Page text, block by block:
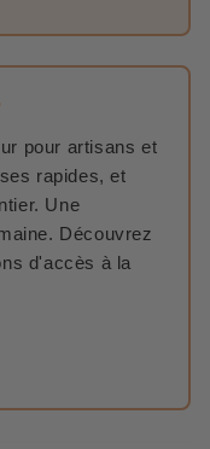
pour artisans et
rapides, et
Une
Découvrez
d'accès à la